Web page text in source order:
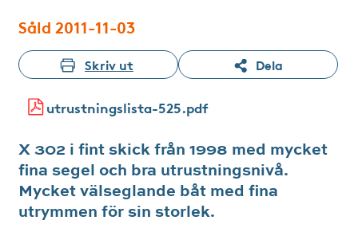
Såld 2011-11-03
Skriv ut Dela
utrustningslista-525.pdf
X 302 i fint skick från 1998 med mycket
fina segel och bra utrustningsnivå.
Mycket välseglande båt med fina
utrymmen för sin storlek.